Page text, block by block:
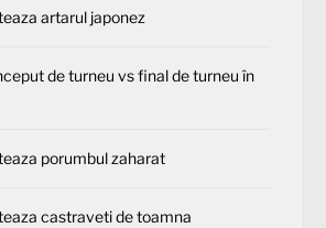
artarul japonez
de turneu vs final de turneu în
porumbul zaharat
castraveti de toamna